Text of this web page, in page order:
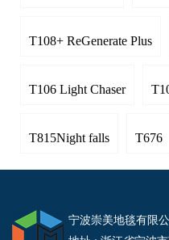
T108+ ReGenerate Plus
T106 Light Chaser
T815Night falls T676
宁波崇美地毯有限